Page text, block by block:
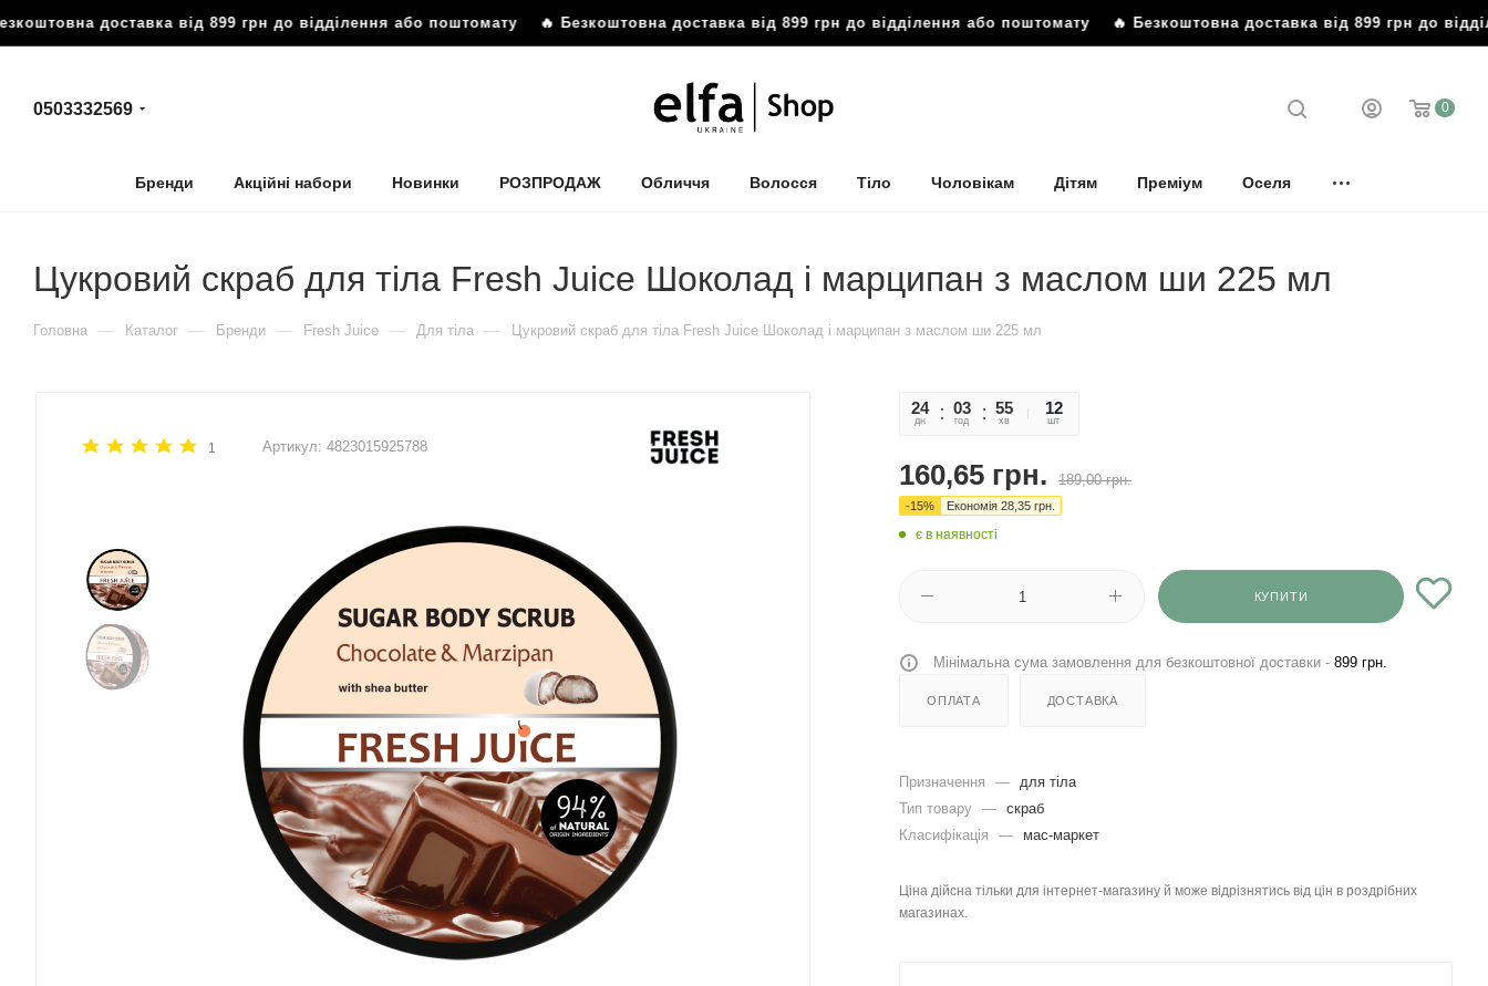
доставка від 899 грн до відділення або поштомату🔥 Безкоштовна доставка від 899 грн до відділення або поштомату🔥 Безкоштовна доставка від 899 грн до
0503332569 0
Бренди Акційні набори Новинки РОЗПРОДАЖ Обличчя Волосся Тіло Чоловікам Дітям Преміум Оселя
Цукровий скраб для тіла Fresh Juice Шоколад і марципан з маслом ши 225 мл
Головна — Каталог — Бренди — Fresh Juice — Для тіла — Цукровий скраб для тіла Fresh Juice Шоколад і марципан з маслом ши 225 мл
1 Артикул: 4823015925788
24
дн
03
год
55
хв
13
сек
12
шт
160,65 грн. 189,00грн.
-15% Економія 28,35 грн.
є в наявності
КУПИТИ
Мінімальна сума замовлення для безкоштовної доставки - 899 грн.
ОПЛАТА ДОСТАВКА
Призначення —
для тіла
Тип товару — скраб
Класифікація
— мас-маркет
Ціна дійсна тільки для інтернет-магазину й може відрізнятись від цін в роздрібних
магазинах.